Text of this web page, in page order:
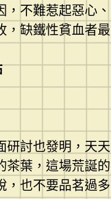
，不難惹起惡心
缺鐵性貧血者
研討也發明，天
茶葉，這場荒誕
也不要品茗過